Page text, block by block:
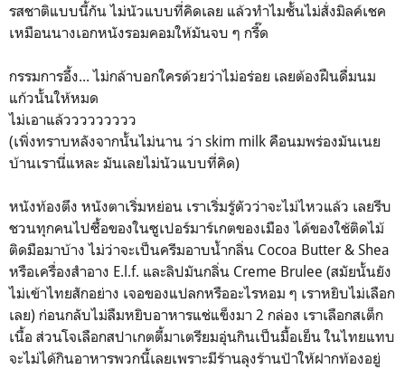
รสชาติแบบนี้กัน ไม่นัวแบบที่คิดเลย แล้วทำไมชั้นไม่สั่งมิลค์เชค
เหมือนนางเอกหนังรอมคอมให้มันจบ ๆ กรี๊ด
กรรมการอึ้ง... ไม่กล้าบอกใครด้วยว่าไม่อร่อย เลยต้องฝืนดื่มนม
แก้วนั้นให้หมด
ไม่เอาแล้ววววววววว
(เพิ่งทราบหลังจากนั้นไม่นาน ว่า skim milk คือนมพร่องมันเนย
บ้านเรานี่แหละ มันเลยไม่นัวแบบที่คิด)
หนังท้องตึง หนังตาเริ่มหย่อน เราเริ่มรู้ตัวว่าจะไม่ไหวแล้ว เลยรีบ
ชวนทุกคนไปซื้อของในซูเปอร์มาร์เกตของเมือง ได้ของใช้ติดไม้
ติดมือมาบ้าง ไม่ว่าจะเป็นครีมอาบน้ำกลิ่น Cocoa Butter & Shea
หรือเครื่องสำอาง E.l.f. และลิปมันกลิ่น Creme Brulee (สมัยนั้นยัง
ไม่เข้าไทยสักอย่าง เจอของแปลกหรืออะไรหอม ๆ เราหยิบไม่เลือก
เลย) ก่อนกลับไม่ลืมหยิบอาหารแช่แข็งมา 2 กล่อง เราเลือกสเต็ก
เนื้อ ส่วนโจเลือกสปาเกตตี้มาเตรียมอุ่นกินเป็นมื้อเย็น ในไทยแทบ
จะไม่ได้กินอาหารพวกนี้เลยเพราะมีร้านลุงร้านป้าให้ฝากท้องอยู่